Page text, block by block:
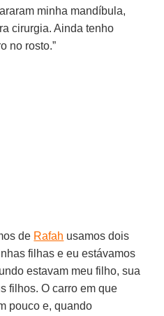
minha mandíbula,
cirurgia. Ainda tenho
no rosto.”
de Rafah usamos dois
filhas e eu estávamos
estavam meu filho, sua
filhos. O carro em que
pouco e, quando